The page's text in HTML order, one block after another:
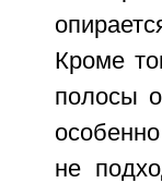
Кроме
полосы
не